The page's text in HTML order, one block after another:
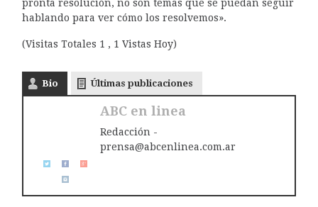
pronta resolución, no son temas que se puedan seguir
hablando para ver cómo los resolvemos».
(Visitas Totales 1 , 1 Vistas Hoy)
Bio Últimas publicaciones
ABC en linea
Redacción -
prensa@abcenlinea.com.ar